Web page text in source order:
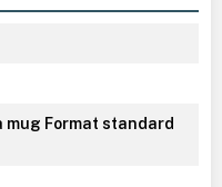
mug Format standard